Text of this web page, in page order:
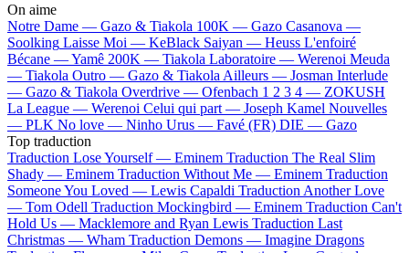
On aime
Notre Dame — Gazo & Tiakola 100K — Gazo Casanova —
Soolking Laisse Moi — KeBlack Saiyan — Heuss L'enfoiré
Bécane —Yamê 200K — Tiakola Laboratoire — Werenoi Meuda
— Tiakola Outro — Gazo & Tiakola Ailleurs — Josman Interlude
— Gazo & Tiakola Overdrive — Ofenbach 1 2 3 4 — ZOKUSH
La League — Werenoi Celui qui part — Joseph Kamel Nouvelles
— PLK No love — Ninho Urus — Favé (FR) DIE — Gazo
Top traduction
Traduction Lose Yourself — Eminem Traduction The Real Slim
Shady — Eminem Traduction Without Me — Eminem Traduction
Someone You Loved — Lewis Capaldi Traduction Another Love
— Tom Odell Traduction Mockingbird — Eminem Traduction Can't
Hold Us — Macklemore and Ryan Lewis Traduction Last
Christmas — Wham Traduction Demons — Imagine Dragons